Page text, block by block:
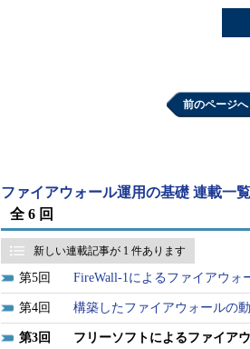
リスト2 IP Filterの導入
インストールに成功したら、マシン
て以下のメッセージを確認できたら、
前のページへ
ファイアウォール運用の基礎 連載一覧
全 6 回
新しい連載記事が 1 件あります
5 FireWall-1によるファイアウォ
4 構築したファイアウォールの
3 フリーソフトによるファイア